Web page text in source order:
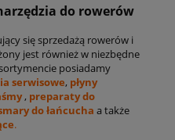
do rowerów
się sprzedażą rowerów i
jest również w niezbędne
posiadamy
serwisowe, płyny
, preparaty do
do łańcucha a także
.